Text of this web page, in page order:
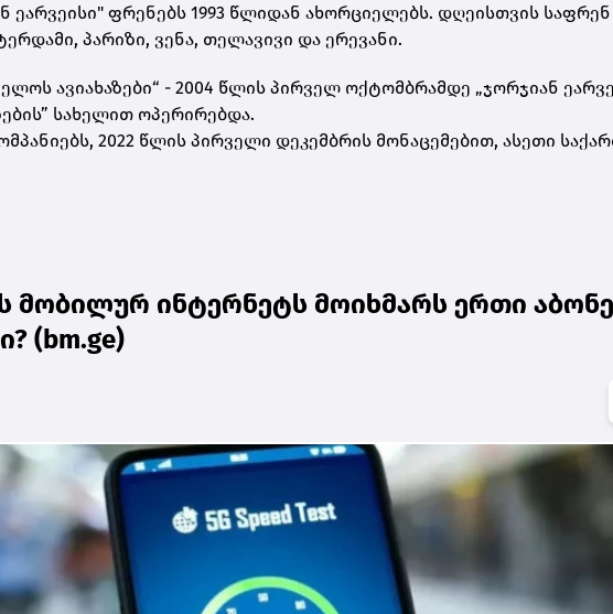
ეარვეისი" ფრენებს 1993 წლიდან ახორციელებს. დღეისთვის
პარიზი, ვენა, თელავივი და ერევანი.
ავიახაზები“ - 2004 წლის პირველ ოქტომბრამდე „ჯორჯიან
სახელით ოპერირებდა.
2022 წლის პირველი დეკემბრის მონაცემებით, ასეთი
მობილურ ინტერნეტს მოიხმარს ერთი
(bm.ge)